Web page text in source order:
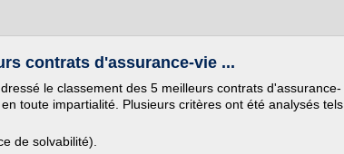
contrats d'assurance-vie ...
le classement des 5 meilleurs contrats d'assurance-
toute impartialité. Plusieurs critères ont été analysés tels
de solvabilité).